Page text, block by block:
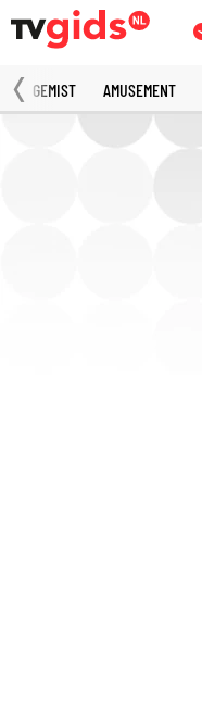
GEMIST AMUSEMENT